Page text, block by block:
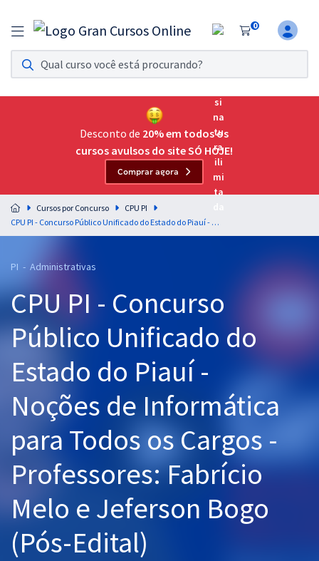
0
Assinatura Ilimitada 11
Acesso a todos os cursos. Teste grátis por 7 dias!
Assinatura OAB Até Passar
Acesso ilimitado a toda preparação para o Exame da
Residências Multiprofissionais
Preparação completa e intensiva para as principais
residências em saúde do Brasil
Cursos 20% OFF
Pós
Graduação
OAB
Questões grátis
Aprovados
Desconto de 20% em todos os
cursos avulsos do site SÓ HOJE!
Comprar agora
Cursos por Concurso
CPU PI
CPU PI - Concurso Público Unificado do Estado do Piauí - Noções de Informática para Todos os Cargos - Professores: Fabrício Melo e Jeferson Bogo (Pós-Edital)
PI - Administrativas
CPU PI - Concurso
Público Unificado do
Estado do Piauí -
Noções de Informática
para Todos os Cargos -
Professores: Fabrício
Melo e Jeferson Bogo
(Pós-Edital)